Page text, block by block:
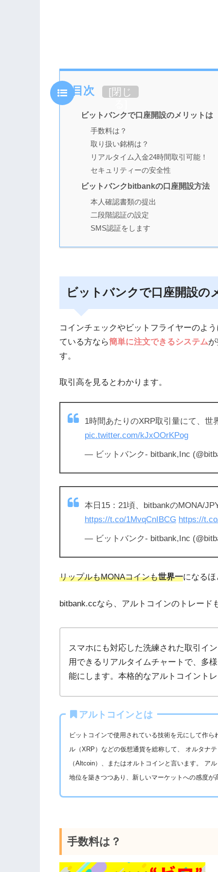
目次 [閉じ
ビットバンクで口座開設のメリットは
手数料は？
取り扱い銘柄は？
リアルタイム入金24時間取引可能！
セキュリティーの安全性
ビットバンクbitbankの口座開設方法
本人確認書類の提出
二段階認証の設定
SMS認証をします
ビットバンクで口座開設の
コインチェックやビットフライヤーのよ
ている方なら簡単に注文できるシステム
す。
取引高を見るとわかります。
1時間あたりのXRP取引量にて、世
pic.twitter.com/kJxOOrKPog
— ビットバンク- bitbank,Inc
本日15：21頃、bitbankのMONA/
https://t.co/1MvqCnIBCG https://
— ビットバンク- bitbank,Inc
リップルもMONAコインも世界一になるほ
bitbank.ccなら、アルトコインのトレード
スマホにも対応した洗練された取引イ
用できるリアルタイムチャートで、多
能にします。本格的なアルトコイント
アルトコインとは
ビットコインで使用されている技術を元にして作
ル（XRP）などの仮想通貨を総称して、 オルタナ
（Altcoin）、またはオルトコインと言います。 ア
地位を築きつつあり、新しいマーケットへの感度
手数料は？